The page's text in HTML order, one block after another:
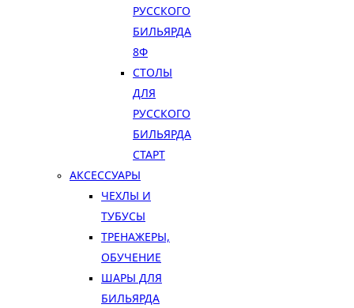
РУССКОГО
БИЛЬЯРДА
8Ф
СТОЛЫ
ДЛЯ
РУССКОГО
БИЛЬЯРДА
СТАРТ
АКСЕССУАРЫ
ЧЕХЛЫ И
ТУБУСЫ
ТРЕНАЖЕРЫ,
ОБУЧЕНИЕ
ШАРЫ ДЛЯ
БИЛЬЯРДА